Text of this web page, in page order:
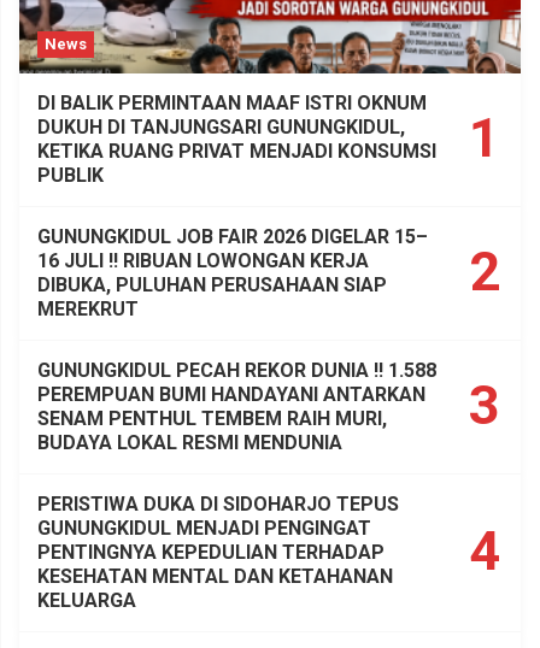
News
1
DI BALIK PERMINTAAN MAAF ISTRI OKNUM
DUKUH DI TANJUNGSARI GUNUNGKIDUL,
KETIKA RUANG PRIVAT MENJADI KONSUMSI
PUBLIK
2
GUNUNGKIDUL JOB FAIR 2026 DIGELAR 15–
16 JULI !! RIBUAN LOWONGAN KERJA
DIBUKA, PULUHAN PERUSAHAAN SIAP
MEREKRUT
3
GUNUNGKIDUL PECAH REKOR DUNIA !! 1.588
PEREMPUAN BUMI HANDAYANI ANTARKAN
SENAM PENTHUL TEMBEM RAIH MURI,
BUDAYA LOKAL RESMI MENDUNIA
4
PERISTIWA DUKA DI SIDOHARJO TEPUS
GUNUNGKIDUL MENJADI PENGINGAT
PENTINGNYA KEPEDULIAN TERHADAP
KESEHATAN MENTAL DAN KETAHANAN
KELUARGA